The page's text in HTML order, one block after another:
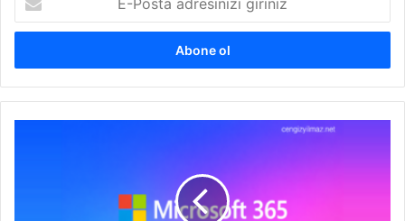
Posta
adresinizi